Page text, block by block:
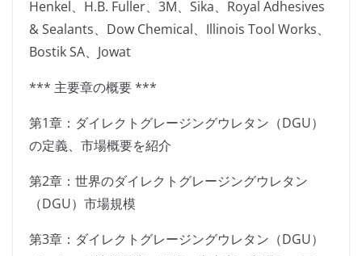
Henkel、H.B. Fuller、3M、Sika、Royal Adhesives
& Sealants、Dow Chemical、Illinois Tool Works、
Bostik SA、Jowat
*** 主要章の概要 ***
第1章：ダイレクトグレージングウレタン（DGU）
の定義、市場概要を紹介
第2章：世界のダイレクトグレージングウレタン
（DGU）市場規模
第3章：ダイレクトグレージングウレタン（DGU）